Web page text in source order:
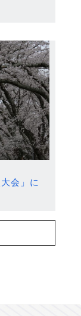
会」に